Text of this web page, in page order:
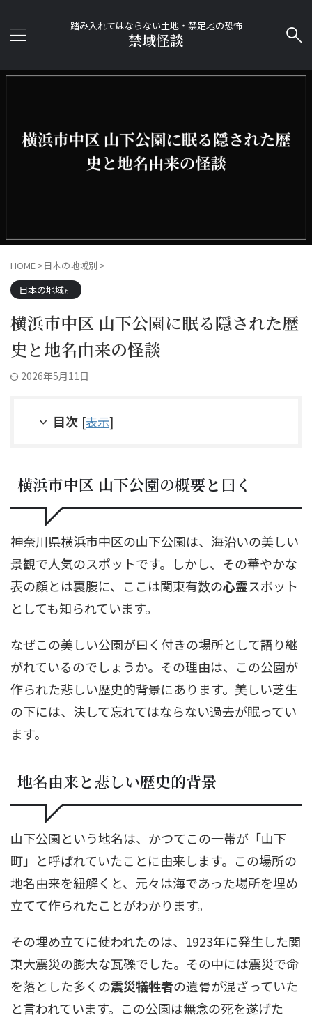
踏み入れてはならない土地・禁足地の恐怖
禁域怪談
HOME >日本の地域別 >
日本の地域別
横浜市中区 山下公園に眠る隠された歴
史と地名由来の怪談
2026年5月11日
目次 [表示]
横浜市中区 山下公園の概要と曰く
神奈川県横浜市中区の山下公園は、海沿いの美しい
景観で人気のスポットです。しかし、その華やかな
表の顔とは裏腹に、ここは関東有数の心霊スポット
としても知られています。
なぜこの美しい公園が曰く付きの場所として語り継
がれているのでしょうか。その理由は、この公園が
作られた悲しい歴史的背景にあります。美しい芝生
の下には、決して忘れてはならない過去が眠ってい
ます。
地名由来と悲しい歴史的背景
山下公園という地名は、かつてこの一帯が「山下
町」と呼ばれていたことに由来します。この場所の
地名由来を紐解くと、元々は海であった場所を埋め
立てて作られたことがわかります。
その埋め立てに使われたのは、1923年に発生した関
東大震災の膨大な瓦礫でした。その中には震災で命
を落とした多くの震災犠牲者の遺骨が混ざっていた
と言われています。この公園は無念の死を遂げた